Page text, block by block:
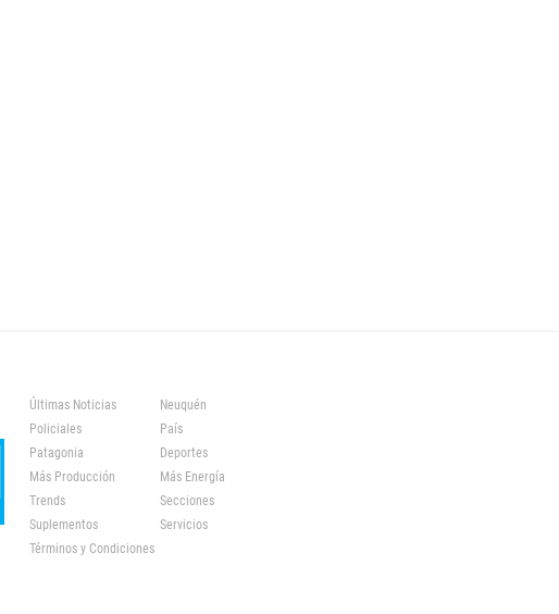
Últimas Noticias
Neuquén
Policiales
País
Patagonia
Deportes
Más Producción
Más Energía
Trends
Secciones
Suplementos
Servicios
Términos y Condiciones